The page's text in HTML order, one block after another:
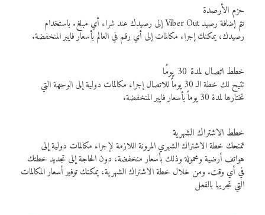
حزم الأرصدة
تتم إضافة رصيد Viber Out إلى رصيدك عند شراء أي مبلغ. باستخدام
رصيدك، يمكنك إجراء مكالمات إلى أي رقم في العالم بأسعار فايبر المنخفضة.
خطط اتصال لمدة 30 يومًا
تتيح لك خطة الـ 30 يوماً للاتصال إجراء مكالمات دولية إلى الوجهة التي
تختارها لمدة 30 يوماً بأسعار فايبر المنخفضة.
خطط الاشتراك الشهرية
تمنحك خطة الاشتراك الشهري المرونة اللازمة لإجراء مكالمات دولية إلى
هواتف أرضية ومحمولة وذلك بأسعار منخفضة، دون الحاجة إلى تجديد خطتك
في أي وقت. ومن خلال خطة الاشتراك الشهرية، يمكنك توفير أسعار المكالمات
التي تجريها بالفعل